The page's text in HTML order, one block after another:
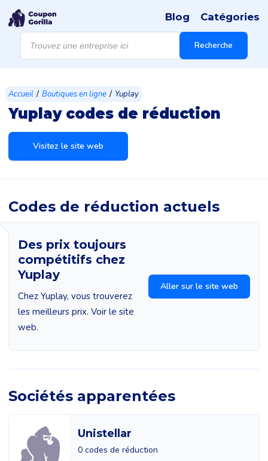
Recherche
produits
Recherche
Blog Catégories
Accueil / Boutiques en ligne / Yuplay
Yuplay codes de réduction
Visitez le site web
Codes de réduction actuels
Des prix toujours
compétitifs chez
Yuplay
Chez Yuplay, vous trouverez
les meilleurs prix. Voir le site
web.
Aller sur le site web
Sociétés apparentées
Unistellar
0 codes de réduction